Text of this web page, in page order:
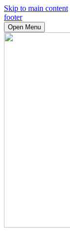
Skip to main content
footer
Open Menu